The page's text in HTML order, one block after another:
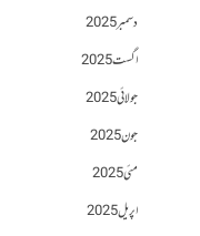
دسمبر 2025
اگست 2025
جولائی 2025
جون 2025
مئی 2025
اپریل 2025